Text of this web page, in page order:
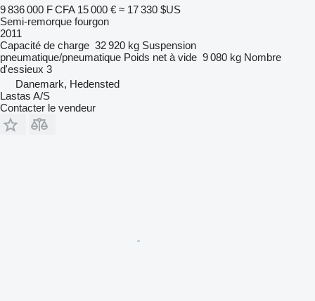
9 836 000 F CFA 15 000 € ≈ 17 330 $US
Semi-remorque fourgon
2011
Capacité de charge 32 920 kg Suspension
pneumatique/pneumatique Poids net à vide 9 080 kg Nombre
d'essieux 3
Danemark, Hedensted
Lastas A/S
Contacter le vendeur